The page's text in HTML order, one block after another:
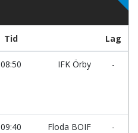
Tid Lag
08:50 IFK Örby -
09:40 Floda BOIF -